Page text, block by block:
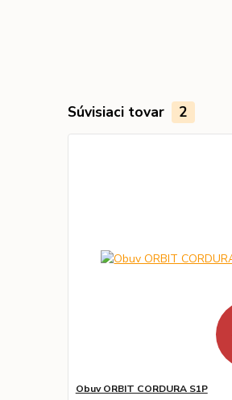
Súvisiaci tovar 2
Obuv ORBIT CORDURA S1P